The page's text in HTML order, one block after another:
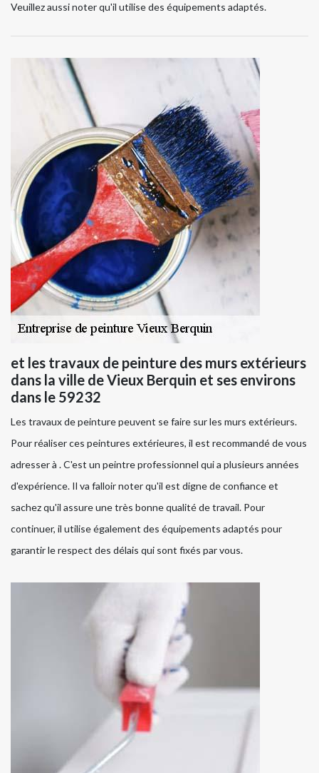
Veuillez aussi noter qu'il utilise des équipements adaptés.
et les travaux de peinture des murs extérieurs
dans la ville de Vieux Berquin et ses environs
dans le 59232
Les travaux de peinture peuvent se faire sur les murs extérieurs.
Pour réaliser ces peintures extérieures, il est recommandé de vous
adresser à . C'est un peintre professionnel qui a plusieurs années
d'expérience. Il va falloir noter qu'il est digne de confiance et
sachez qu'il assure une très bonne qualité de travail. Pour
continuer, il utilise également des équipements adaptés pour
garantir le respect des délais qui sont fixés par vous.